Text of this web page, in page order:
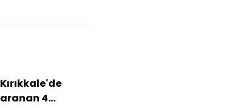
Kırıkkale'de
aranan 4